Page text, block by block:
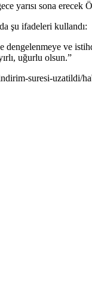
yarısı sona
şu ifadeleri kullandı:
ve
uğurlu olsun.”
suresi-uzatildi/